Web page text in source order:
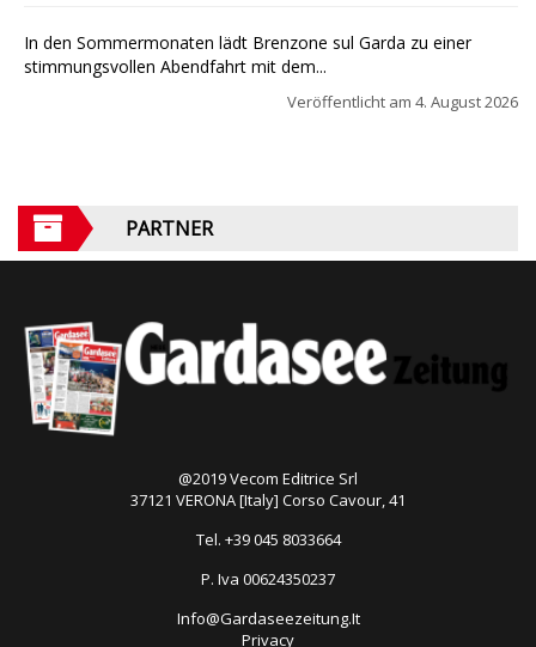
In den Sommermonaten lädt Brenzone sul Garda zu einer
stimmungsvollen Abendfahrt mit dem...
Veröffentlicht am 4. August 2026
PARTNER
@2019 Vecom Editrice Srl
37121 VERONA [Italy] Corso Cavour, 41
Tel. +39 045 8033664
P. Iva 00624350237
Info@Gardaseezeitung.It
Privacy